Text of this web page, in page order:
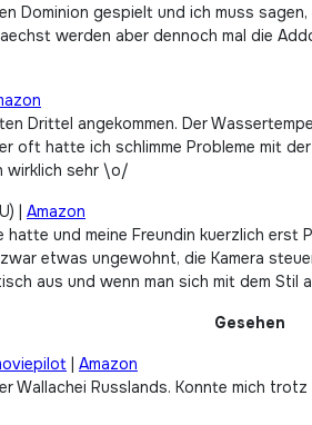
Dominion gespielt und ich muss
werden aber dennoch mal die
Drittel angekommen. Der
oft hatte ich schlimme Probleme mit
wirklich sehr \o/
| Amazon
hatte und meine Freundin kuerzlich
etwas ungewohnt, die Kamera
aus und wenn man sich mit dem Stil
Gesehen
| Amazon
Wallachei Russlands. Konnte mich